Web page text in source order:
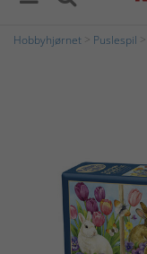
Hobbyhjørnet Puslespil